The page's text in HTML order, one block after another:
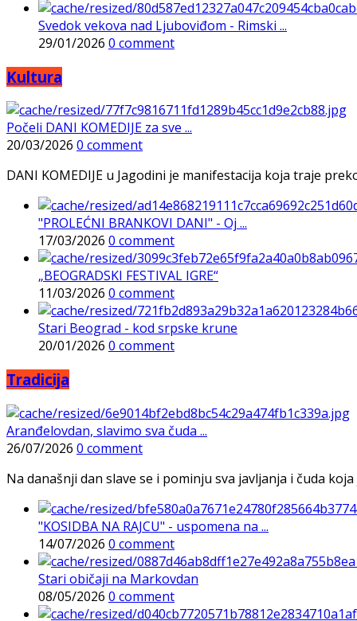
Svedok vekova nad Ljuboviđom - Rimski ...
29/01/2026 0 comment
Kultura
Počeli DANI KOMEDIJE za sve ...
20/03/2026 0 comment
DANI KOMEDIJE u Jagodini je manifestacija koja traje
"PROLEĆNI BRANKOVI DANI" - Oj ...
17/03/2026 0 comment
„BEOGRADSKI FESTIVAL IGRE“
11/03/2026 0 comment
Stari Beograd - kod srpske krune
20/01/2026 0 comment
Tradicija
Aranđelovdan, slavimo sva čuda ...
26/07/2026 0 comment
Na današnji dan slave se i pominju sva javljanja i čuda
"KOSIDBA NA RAJCU" - uspomena na ...
14/07/2026 0 comment
Stari običaji na Markovdan
08/05/2026 0 comment